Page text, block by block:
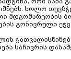
ხოლო
მდგომარეობის
გონივრული
საჩივრის